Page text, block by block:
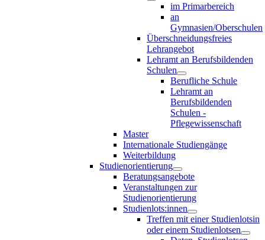
im Primarbereich
an
Gymnasien/Oberschulen
Überschneidungsfreies
Lehrangebot
Lehramt an Berufsbildenden
Schulen
Berufliche Schule
Lehramt an
Berufsbildenden
Schulen -
Pflegewissenschaft
Master
Internationale Studiengänge
Weiterbildung
Studienorientierung
Beratungsangebote
Veranstaltungen zur
Studienorientierung
Studienlots:innen
Treffen mit einer Studienlotsin
oder einem Studienlotsen